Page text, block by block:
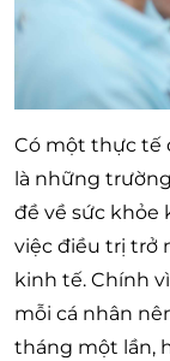
Có một thực tế
là những
đề về sức khỏe
việc điều trị trở
kinh tế. Chính
mỗi cá nhân
tháng một lần,